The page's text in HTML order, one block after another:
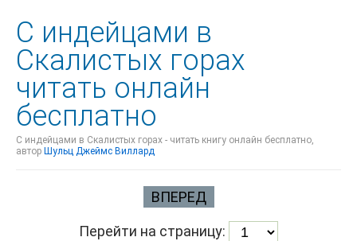
С индейцами в
Скалистых горах
читать онлайн
бесплатно
С индейцами в Скалистых горах - читать книгу онлайн бесплатно,
автор Шульц Джеймс Виллард
ВПЕРЕД
Перейти на страницу: